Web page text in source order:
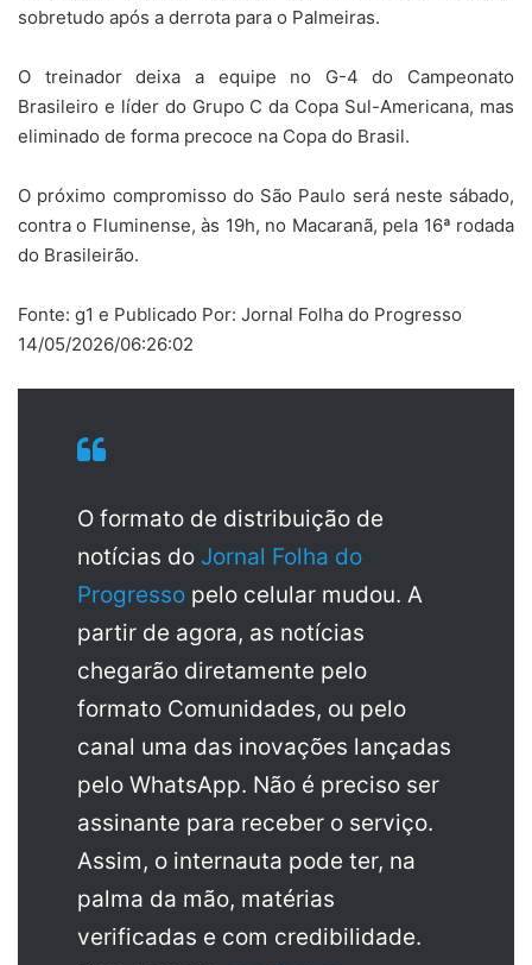
sobretudo após a derrota para o Palmeiras.
O treinador deixa a equipe no G-4 do Campeonato
Brasileiro e líder do Grupo C da Copa Sul-Americana, mas
eliminado de forma precoce na Copa do Brasil.
O próximo compromisso do São Paulo será neste sábado,
contra o Fluminense, às 19h, no Macaranã, pela 16ª rodada
do Brasileirão.
Fonte: g1 e Publicado Por: Jornal Folha do Progresso
14/05/2026/06:26:02
O formato de distribuição de
notícias do Jornal Folha do
Progresso pelo celular mudou. A
partir de agora, as notícias
chegarão diretamente pelo
formato Comunidades, ou pelo
canal uma das inovações lançadas
pelo WhatsApp. Não é preciso ser
assinante para receber o serviço.
Assim, o internauta pode ter, na
palma da mão, matérias
verificadas e com credibilidade.